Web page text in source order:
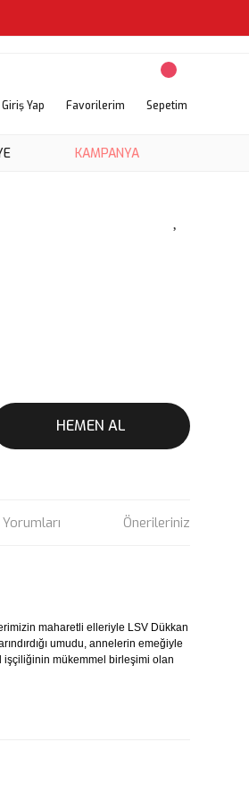
Giriş Yap Favorilerim Sepetim
KAMPANYA
HEMEN AL
Önerileriniz
maharetli elleriyle LSV Dükkan
umudu, annelerin emeğiyle
işçiliğinin mükemmel birleşimi olan